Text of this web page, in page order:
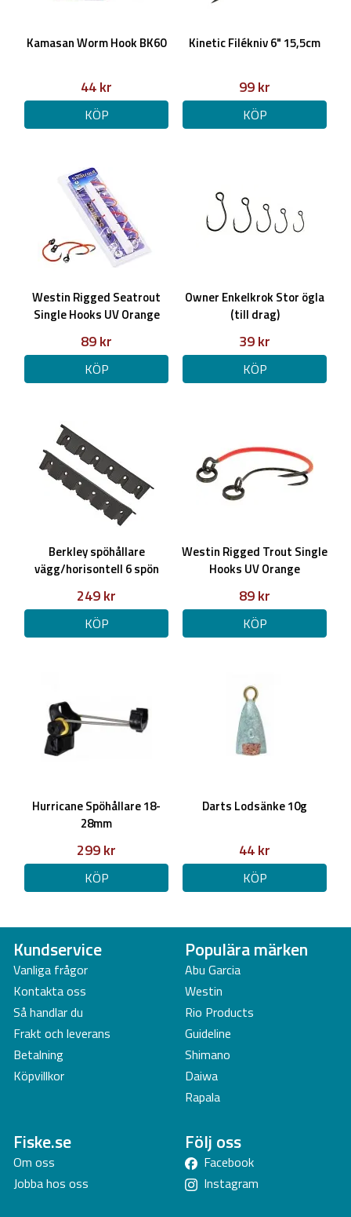
Kamasan Worm Hook BK60
44 kr
KÖP
Kinetic Filékniv 6" 15,5cm
99 kr
KÖP
Westin Rigged Seatrout
Single Hooks UV Orange
89 kr
KÖP
Owner Enkelkrok Stor ögla
(till drag)
39 kr
KÖP
Berkley spöhållare
vägg/horisontell 6 spön
249 kr
KÖP
Westin Rigged Trout Single
Hooks UV Orange
89 kr
KÖP
Hurricane Spöhållare 18-
28mm
299 kr
KÖP
Darts Lodsänke 10g
44 kr
KÖP
Kundservice
Vanliga frågor
Kontakta oss
Så handlar du
Frakt och leverans
Betalning
Köpvillkor
Populära märken
Abu Garcia
Westin
Rio Products
Guideline
Shimano
Daiwa
Rapala
Fiske.se
Om oss
Jobba hos oss
Följ oss
Facebook
Instagram